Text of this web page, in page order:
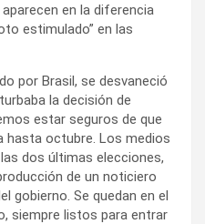
en la diferencia
estimulado” en las
por Brasil, se desvaneció
la decisión de
estar seguros de que
hasta octubre. Los medios
dos últimas elecciones,
de un noticiero
gobierno. Se quedan en el
siempre listos para entrar